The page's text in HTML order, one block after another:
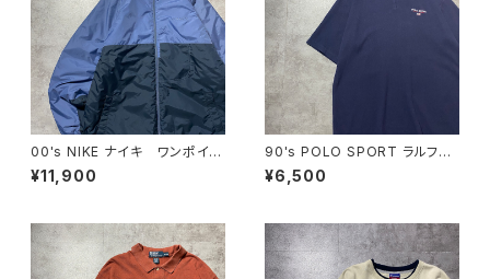
00's NIKE ナイキ ワンポイン
ト ラベルロゴ バイカラー
中綿 ナイロンジャケット
¥11,900
90's POLO SPORT ラルフロ
ーレン ポロスポーツ ハーフ
ジップ 刺繍ワンポイント 鹿
¥6,500